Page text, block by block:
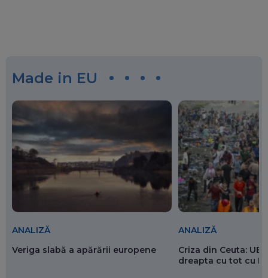
Made in EU
ANALIZĂ
Veriga slabă a apărării europene
ANALIZĂ
Criza din Ceuta: UE
dreapta cu tot cu